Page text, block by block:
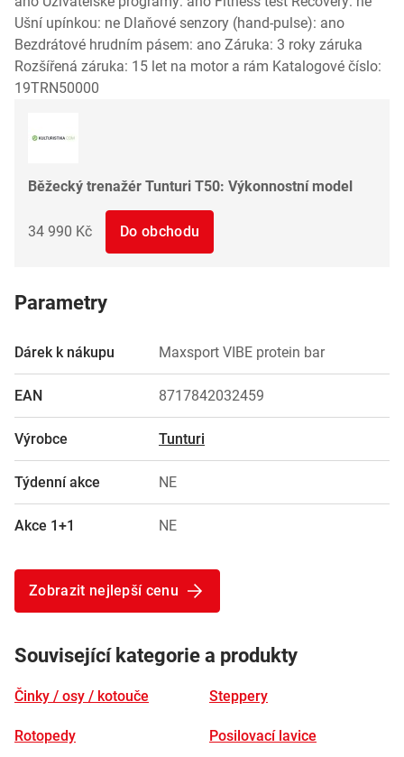
Ušní upínkou: ne Dlaňové senzory (hand-pulse): ano
Bezdrátové hrudním pásem: ano Záruka: 3 roky záruka
Rozšířená záruka: 15 let na motor a rám Katalogové číslo:
19TRN50000
Běžecký trenažér Tunturi T50: Výkonnostní model
34 990 Kč Do obchodu
Parametry
Dárek k nákupu Maxsport VIBE protein bar
EAN 8717842032459
Výrobce Tunturi
Týdenní akce NE
Akce 1+1 NE
Zobrazit nejlepší cenu
Související kategorie a produkty
Činky / osy / kotouče
Rotopedy
Steppery
Posilovací lavice